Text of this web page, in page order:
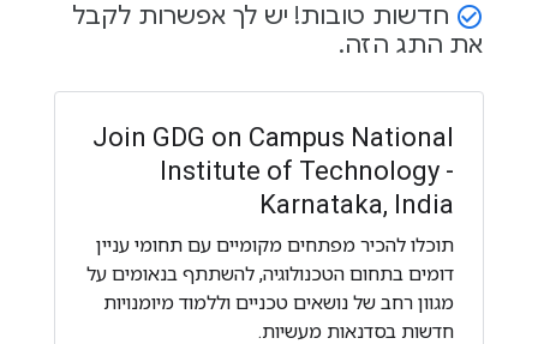
check_circle_outline חדשות טובות! יש לך אפשרות לקבל
את התג הזה.
Join GDG on Campus National
Institute of Technology -
Karnataka, India
תוכלו להכיר מפתחים מקומיים עם תחומי עניין
דומים בתחום הטכנולוגיה, להשתתף בנאומים על
מגוון רחב של נושאים טכניים וללמוד מיומנויות
חדשות בסדנאות מעשיות.